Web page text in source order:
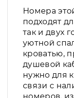
Номера
подходят
так и двух
уютной
кроватью,
душевой
нужно для
связи с